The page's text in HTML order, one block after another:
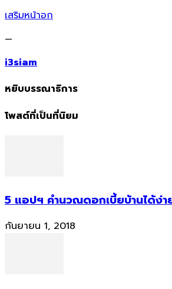
เสริมหน้าอก
—
i3siam
หยิบบรรณาธิการ
โพสต์ที่เป็นที่นิยม
5 แอปฯ คำนวณดอกเบี้ยบ้านได้ง่
กันยายน 1, 2018